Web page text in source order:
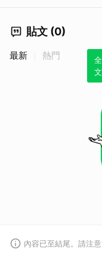
貼文 (0)
最新 熱門
內容已至結尾。請注